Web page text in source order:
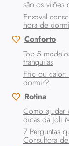
são os vilões
Enxoval
hora de
Conforto
Top 5
tranquilas
Frio ou
dormir?
Rotina
Como ajudar
dicas da Joli
7 Perguntas
Consultora